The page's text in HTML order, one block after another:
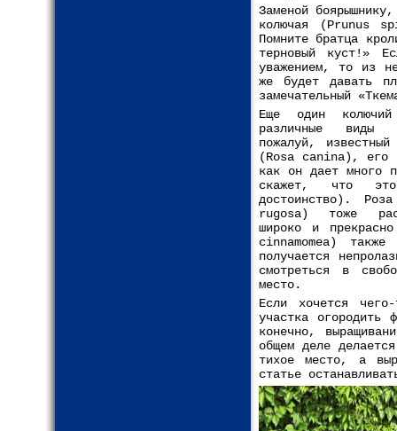
Заменой
колючая (Prunus
Помните братца
терновый куст!»
уважением, то из
же будет давать
замечательный
Еще один
различные виды
пожалуй,
(Rosa canina), его
как он дает много
скажет, что
достоинство).
rugosa) тоже
широко и
cinnamomea)
получается
смотреться в
место.
Если хочется
участка огородить
конечно,
общем деле
тихое место, а
статье